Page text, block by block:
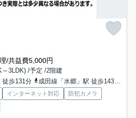
/共益費5,000円
3LDK) /予定 /2階建
徒歩131分
成田線「水郷」駅 徒歩143分
インターネット対応
防犯カメラ